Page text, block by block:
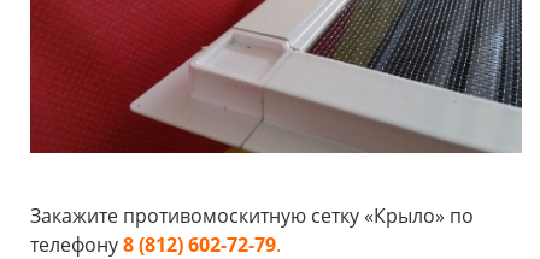
Закажите противомоскитную сетку «Крыло» по
телефону8 (812) 602-72-79.